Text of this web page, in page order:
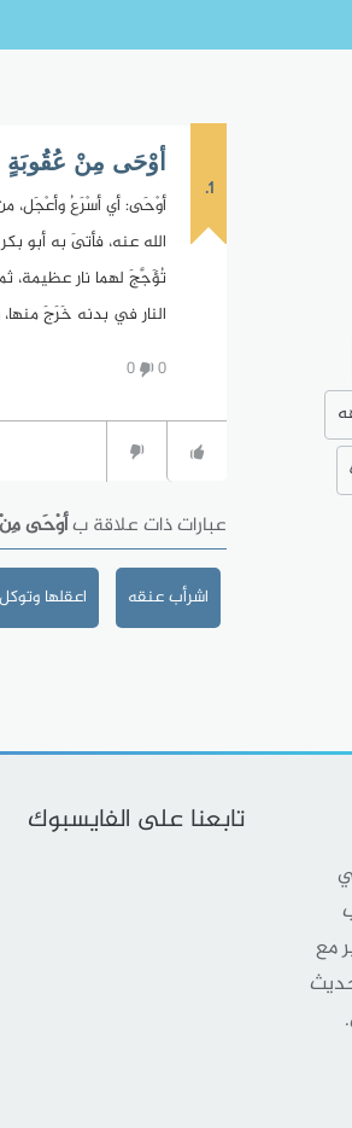
1.
أوْحَى مِنْ عُقُوبَةٍ
أوْحَى: أي أسْرَعُ وأعْجَل،
الله عنه، فأتىَ به أبو
تُؤَجَّجَ لهما نار عظيمة،
النار في بدنه خَرَجَ
0
0
عبارات ذات علاقة بأوْحَى
اشرأب عنقه اعقلها وتوكل
مع
تابعنا على الفايسبوك